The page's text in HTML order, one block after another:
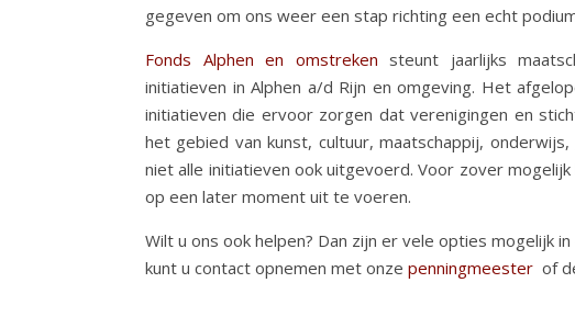
gegeven om ons weer een stap richting een echt
Fonds Alphen en omstreken steunt jaarlijks
initiatieven in Alphen a/d Rijn en omgeving. Het
initiatieven die ervoor zorgen dat verenigingen en
het gebied van kunst, cultuur, maatschappij,
niet alle initiatieven ook uitgevoerd. Voor zover
op een later moment uit te voeren.
Wilt u ons ook helpen? Dan zijn er vele opties mogelijk
kunt u contact opnemen met onze penningmeester of